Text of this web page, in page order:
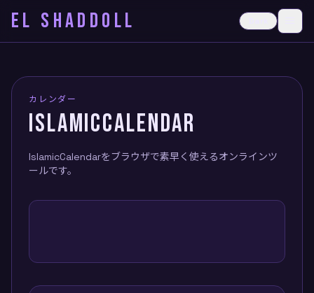
EL SHADDOLL
カレンダー
ISLAMICCALENDAR
IslamicCalendarをブラウザで素早く使えるオンラインツ
ールです。